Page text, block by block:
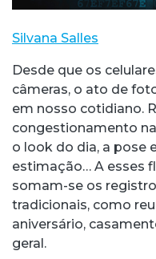
Silvana Salles
Desde que os
câmeras, o ato de
em nosso cotidiano.
congestionamento
o look do dia, a pose
estimação… A esses
somam-se os
tradicionais, como
aniversário,
geral.